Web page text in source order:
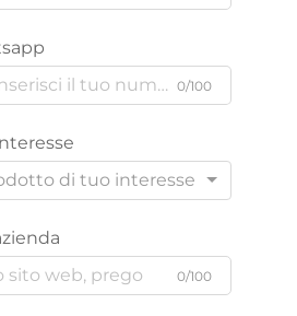
0/100
di tuo interesse
0/100